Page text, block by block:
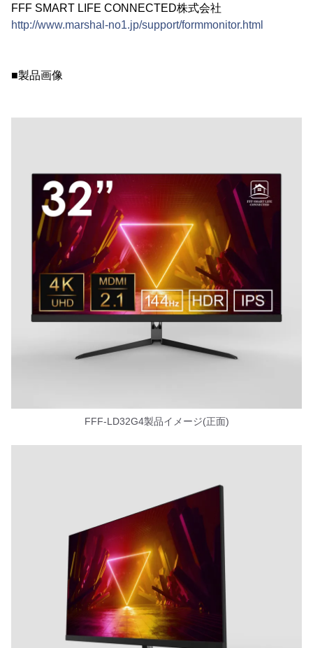
FFF SMART LIFE CONNECTED株式会社
http://www.marshal-no1.jp/support/formmonitor.html
■製品画像
FFF-LD32G4製品イメージ(正面)